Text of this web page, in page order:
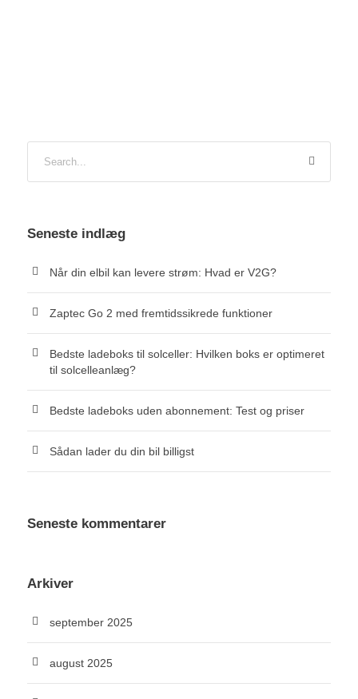
Seneste indlæg
Når din elbil kan levere strøm: Hvad er V2G?
Zaptec Go 2 med fremtidssikrede funktioner
Bedste ladeboks til solceller: Hvilken boks er optimeret
til solcelleanlæg?
Bedste ladeboks uden abonnement: Test og priser
Sådan lader du din bil billigst
Seneste kommentarer
Arkiver
september 2025
august 2025